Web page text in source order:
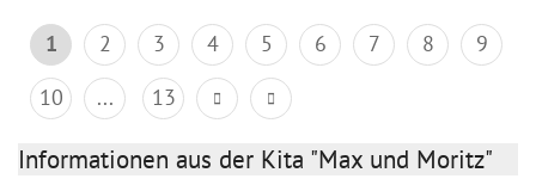
1 2 3 4 5 6 7 8
9
10
... 13
Informationen aus der Kita "Max und Moritz"